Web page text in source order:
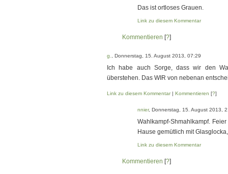
Das ist ortloses Grauen.
Link zu diesem Kommentar
Kommentieren [?]
g. , Donnerstag, 15. August 2013, 07:29
Ich habe auch Sorge, dass wir den
überstehen. Das WIR von nebenan
Link zu diesem Kommentar| Kommentieren [?]
nnier, Donnerstag, 15. August 2013,
Wahlkampf-Shmahlkampf.
Hause gemütlich mit
Link zu diesem Kommentar
Kommentieren [?]